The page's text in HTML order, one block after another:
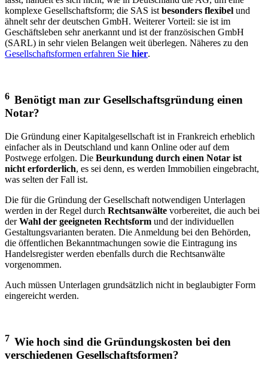
komplexe Gesellschaftsform; die SAS ist besonders flexibel und
ähnelt sehr der deutschen GmbH. Weiterer Vorteil: sie ist im
Geschäftsleben sehr anerkannt und ist der französischen GmbH
(SARL) in sehr vielen Belangen weit überlegen. Näheres zu den
Gesellschaftsformen erfahren Sie hier.
6 Benötigt man zur Gesellschaftsgründung einen
Notar?
Die Gründung einer Kapitalgesellschaft ist in Frankreich erheblich
einfacher als in Deutschland und kann Online oder auf dem
Postwege erfolgen. Die Beurkundung durch einen Notar ist
nicht erforderlich, es sei denn, es werden Immobilien eingebracht,
was selten der Fall ist.
Die für die Gründung der Gesellschaft notwendigen Unterlagen
werden in der Regel durch Rechtsanwälte vorbereitet, die auch bei
derWahl der geeigneten Rechtsform und der individuellen
Gestaltungsvarianten beraten. Die Anmeldung bei den Behörden,
die öffentlichen Bekanntmachungen sowie die Eintragung ins
Handelsregister werden ebenfalls durch die Rechtsanwälte
vorgenommen.
Auch müssen Unterlagen grundsätzlich nicht in beglaubigter Form
eingereicht werden.
7 Wie hoch sind die Gründungskosten bei den
verschiedenen Gesellschaftsformen?